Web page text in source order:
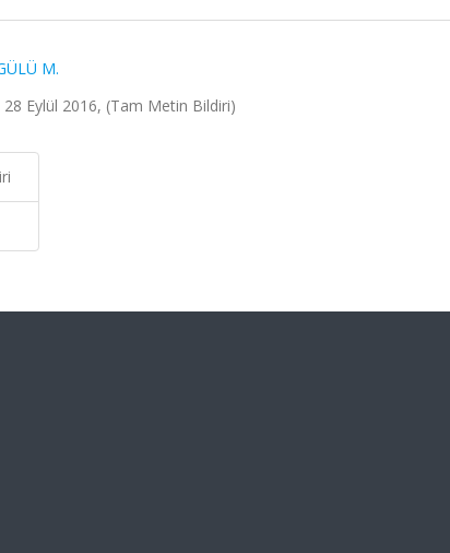
M.
Eylül 2016, (Tam Metin Bildiri)